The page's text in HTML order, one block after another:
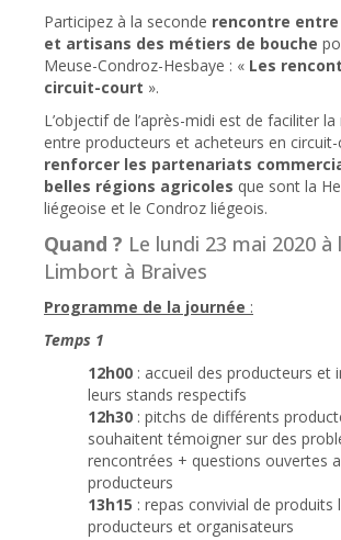
Participez à la seconde rencontre
et artisans des métiers de bouche
Meuse-Condroz-Hesbaye : « Les
circuit-court ».
L’objectif de l’après-midi est de faciliter
entre producteurs et acheteurs en
renforcer les partenariats
belles régions agricoles que sont la
liégeoise et le Condroz liégeois.
Quand ? Le lundi 23 mai 2020 à
Limbort à Braives
Programme de la journée :
Temps 1
12h00 : accueil des producteurs et
leurs stands respectifs
12h30 : pitchs de différents
souhaitent témoigner sur des
rencontrées + questions ouvertes
producteurs
13h15 : repas convivial de produits
producteurs et organisateurs